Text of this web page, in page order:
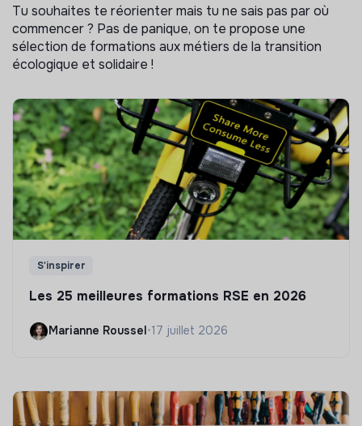
Tu souhaites te réorienter mais tu ne sais pas par où
commencer ? Pas de panique, on te propose une
sélection de formations aux métiers de la transition
écologique et solidaire !
S'inspirer
Les 25 meilleures formations RSE en 2026
Marianne Roussel •17 juillet 2026